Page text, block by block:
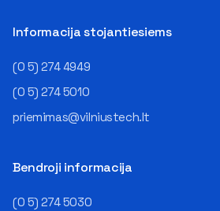
Informacija stojantiesiems
(0 5) 274 4949
(0 5) 274 5010
priemimas@vilniustech.lt
Bendroji informacija
(0 5) 274 5030